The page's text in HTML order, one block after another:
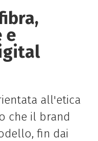
e
all'etica
che il brand
fin dai